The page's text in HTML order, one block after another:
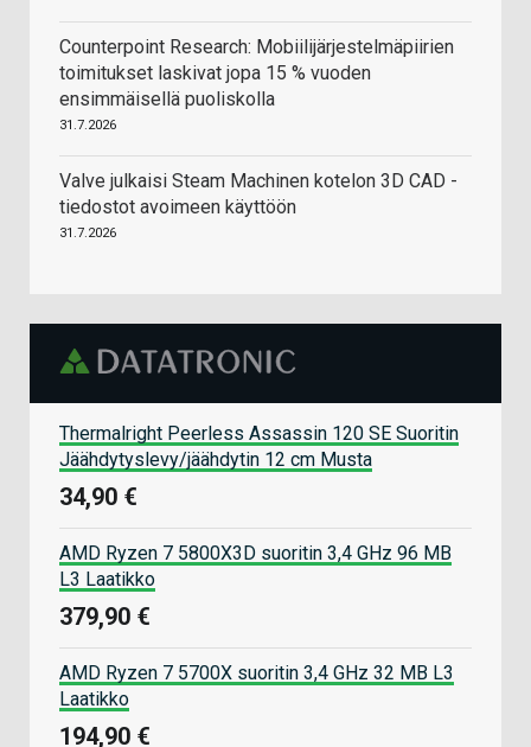
Counterpoint Research: Mobiilijärjestelmäpiirien
toimitukset laskivat jopa 15 % vuoden
ensimmäisellä puoliskolla
31.7.2026
Valve julkaisi Steam Machinen kotelon 3D CAD -
tiedostot avoimeen käyttöön
31.7.2026
Thermalright Peerless Assassin 120 SE Suoritin
Jäähdytyslevy/jäähdytin 12 cm Musta
34,90 €
AMD Ryzen 7 5800X3D suoritin 3,4 GHz 96 MB
L3 Laatikko
379,90 €
AMD Ryzen 7 5700X suoritin 3,4 GHz 32 MB L3
Laatikko
194,90 €